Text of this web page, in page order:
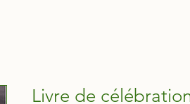
Livre de